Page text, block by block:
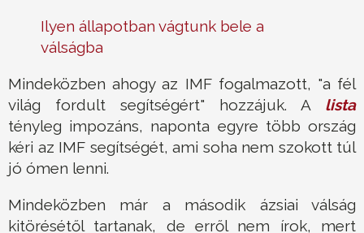
Ilyen állapotban vágtunk bele a
válságba
Mindeközben ahogy az IMF fogalmazott, "a fél
világ fordult segítségért" hozzájuk. A lista
tényleg impozáns, naponta egyre több ország
kéri az IMF segítségét, ami soha nem szokott túl
jó ómen lenni.
Mindeközben már a második ázsiai válság
kitörésétől tartanak, de erről nem írok, mert